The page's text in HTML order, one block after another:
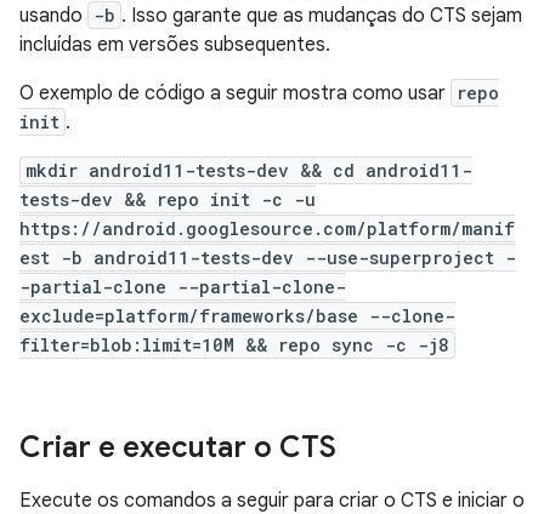
usando
-b . Isso garante que as mudanças do CTS sejam
incluídas em versões subsequentes.
O exemplo de código a seguir mostra como usar repo
init .
mkdir android11-tests-dev && cd android11-
tests-dev && repo init -c -u
https://android.googlesource.com/platform/manif
est -b android11-tests-dev --use-superproject -
-partial-clone --partial-clone-
exclude=platform/frameworks/base --clone-
filter=blob:limit=10M && repo sync -c -j8
Criar e executar o CTS
Execute os comandos a seguir para criar o CTS e iniciar o